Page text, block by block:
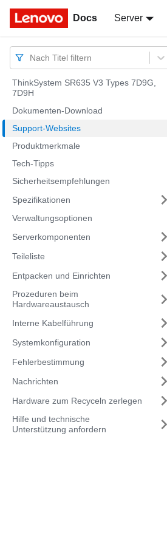
Docs Server
Docs
Nach Titel filtern
ThinkSystem SR635 V3 Types 7D9G,
7D9H
Dokumenten-Download
Support-Websites
Produktmerkmale
Tech-Tipps
Sicherheitsempfehlungen
Spezifikationen
Verwaltungsoptionen
Serverkomponenten
Teileliste
Entpacken und Einrichten
Prozeduren beim
Hardwareaustausch
Interne Kabelführung
Systemkonfiguration
Fehlerbestimmung
Nachrichten
Hardware zum Recyceln zerlegen
Hilfe und technische
Unterstützung anfordern